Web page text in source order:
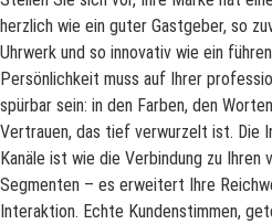
herzlich wie ein guter Gastgeber, so
Uhrwerk und so innovativ wie ein
Persönlichkeit muss auf Ihrer
spürbar sein: in den Farben, den
Vertrauen, das tief verwurzelt ist. Die
Kanäle ist wie die Verbindung zu Ihren
Segmenten – es erweitert Ihre
Interaktion. Echte Kundenstimmen,